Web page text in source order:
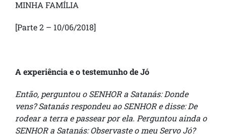
MINHA FAMÍLIA
[Parte 2 – 10/06/2018]
A experiência e o testemunho de Jó
Então, perguntou o SENHOR a Satanás: Donde
vens? Satanás respondeu ao SENHOR e disse: De
rodear a terra e passear por ela. Perguntou ainda o
SENHOR a Satanás: Observaste o meu Servo Jó?